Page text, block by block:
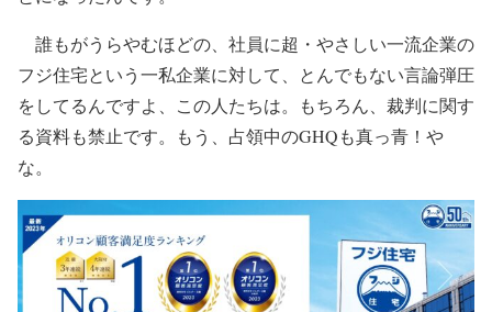
誰もがうらやむほどの、社員に超・やさしい一流企業の
フジ住宅という一私企業に対して、とんでもない言論弾圧
をしてるんですよ、この人たちは。もちろん、裁判に関す
る資料も禁止です。もう、占領中のGHQも真っ青！や
な。